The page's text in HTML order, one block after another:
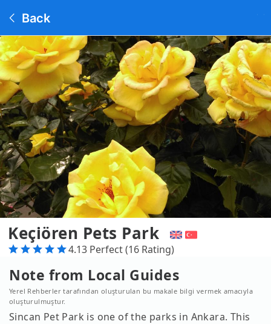
Back
Keçiören Pets Park
4.13 Perfect (16 Rating)
Note from Local Guides
Yerel Rehberler tarafından oluşturulan bu makale bilgi vermek amacıyla
oluşturulmuştur.
Sincan Pet Park is one of the parks in Ankara. This